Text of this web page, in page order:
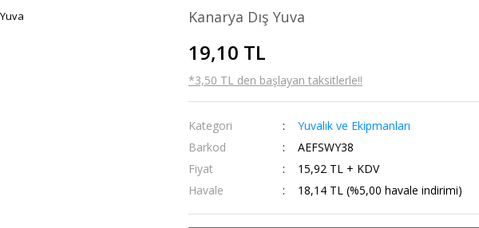
Kanarya Dış Yuva
19,10 TL
*3,50 TL den başlayan taksitlerle!!
Kategori
Yuvalık ve Ekipmanları
Barkod
AEFSWY38
Fiyat
15,92 TL + KDV
Havale
18,14 TL (%5,00 havale indirimi)